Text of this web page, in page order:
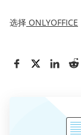
选择 ONLYOFFICE